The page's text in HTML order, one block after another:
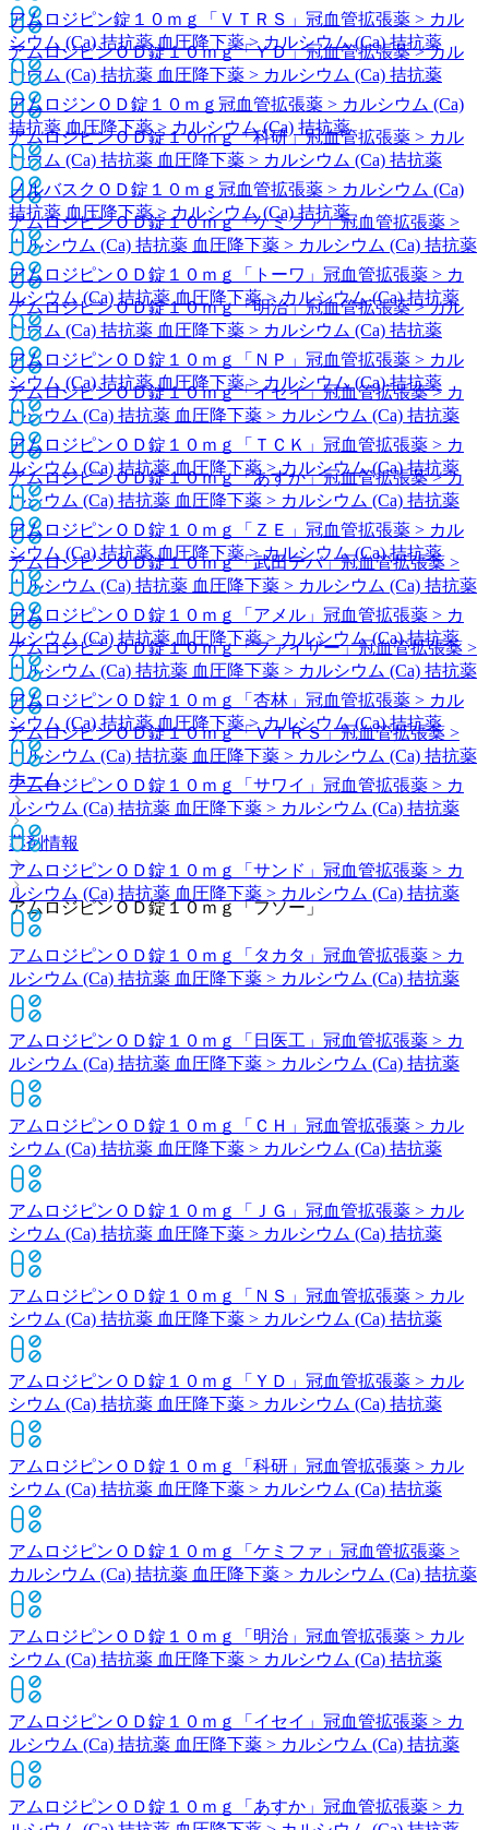
アムロジピンＯＤ錠１０ｍｇ「ＹＤ」冠血管拡張薬 > カル
シウム (Ca) 拮抗薬 血圧降下薬 > カルシウム (Ca) 拮抗薬
アムロジピンＯＤ錠１０ｍｇ「科研」冠血管拡張薬 > カル
シウム (Ca) 拮抗薬 血圧降下薬 > カルシウム (Ca) 拮抗薬
アムロジピンＯＤ錠１０ｍｇ「ケミファ」冠血管拡張薬 >
カルシウム (Ca) 拮抗薬 血圧降下薬 > カルシウム (Ca) 拮抗薬
アムロジピンＯＤ錠１０ｍｇ「明治」冠血管拡張薬 > カル
シウム (Ca) 拮抗薬 血圧降下薬 > カルシウム (Ca) 拮抗薬
アムロジピンＯＤ錠１０ｍｇ「イセイ」冠血管拡張薬 > カ
ルシウム (Ca) 拮抗薬 血圧降下薬 > カルシウム (Ca) 拮抗薬
アムロジピンＯＤ錠１０ｍｇ「あすか」冠血管拡張薬 > カ
ルシウム (Ca) 拮抗薬 血圧降下薬 > カルシウム (Ca) 拮抗薬
アムロジピンＯＤ錠１０ｍｇ「武田テバ」冠血管拡張薬 >
カルシウム (Ca) 拮抗薬 血圧降下薬 > カルシウム (Ca) 拮抗薬
アムロジピンＯＤ錠１０ｍｇ「ファイザー」冠血管拡張薬 >
カルシウム (Ca) 拮抗薬 血圧降下薬 > カルシウム (Ca) 拮抗薬
アムロジピンＯＤ錠１０ｍｇ「ＶＴＲＳ」冠血管拡張薬 >
カルシウム (Ca) 拮抗薬 血圧降下薬 > カルシウム (Ca) 拮抗薬
ホーム
薬剤情報
アムロジピンＯＤ錠１０ｍｇ「フソー」
アムロジピン錠１０ｍｇ「ＶＴＲＳ」 冠血管拡張薬 > カル
シウム (Ca) 拮抗薬 血圧降下薬 > カルシウム (Ca) 拮抗薬
アムロジンＯＤ錠１０ｍｇ 冠血管拡張薬 > カルシウム (Ca)
拮抗薬 血圧降下薬 > カルシウム (Ca) 拮抗薬
ノルバスクＯＤ錠１０ｍｇ 冠血管拡張薬 > カルシウム (Ca)
拮抗薬 血圧降下薬 > カルシウム (Ca) 拮抗薬
アムロジピンＯＤ錠１０ｍｇ「トーワ」 冠血管拡張薬 > カ
ルシウム (Ca) 拮抗薬 血圧降下薬 > カルシウム (Ca) 拮抗薬
アムロジピンＯＤ錠１０ｍｇ「ＮＰ」 冠血管拡張薬 > カル
シウム (Ca) 拮抗薬 血圧降下薬 > カルシウム (Ca) 拮抗薬
アムロジピンＯＤ錠１０ｍｇ「ＴＣＫ」 冠血管拡張薬 > カ
ルシウム (Ca) 拮抗薬 血圧降下薬 > カルシウム (Ca) 拮抗薬
アムロジピンＯＤ錠１０ｍｇ「ＺＥ」 冠血管拡張薬 > カル
シウム (Ca) 拮抗薬 血圧降下薬 > カルシウム (Ca) 拮抗薬
アムロジピンＯＤ錠１０ｍｇ「アメル」 冠血管拡張薬 > カ
ルシウム (Ca) 拮抗薬 血圧降下薬 > カルシウム (Ca) 拮抗薬
アムロジピンＯＤ錠１０ｍｇ「杏林」 冠血管拡張薬 > カル
シウム (Ca) 拮抗薬 血圧降下薬 > カルシウム (Ca) 拮抗薬
アムロジピンＯＤ錠１０ｍｇ「サワイ」 冠血管拡張薬 > カ
ルシウム (Ca) 拮抗薬 血圧降下薬 > カルシウム (Ca) 拮抗薬
アムロジピンＯＤ錠１０ｍｇ「サンド」 冠血管拡張薬 > カ
ルシウム (Ca) 拮抗薬 血圧降下薬 > カルシウム (Ca) 拮抗薬
アムロジピンＯＤ錠１０ｍｇ「タカタ」 冠血管拡張薬 > カ
ルシウム (Ca) 拮抗薬 血圧降下薬 > カルシウム (Ca) 拮抗薬
アムロジピンＯＤ錠１０ｍｇ「日医工」 冠血管拡張薬 > カ
ルシウム (Ca) 拮抗薬 血圧降下薬 > カルシウム (Ca) 拮抗薬
アムロジピンＯＤ錠１０ｍｇ「ＣＨ」 冠血管拡張薬 > カル
シウム (Ca) 拮抗薬 血圧降下薬 > カルシウム (Ca) 拮抗薬
アムロジピンＯＤ錠１０ｍｇ「ＪＧ」 冠血管拡張薬 > カル
シウム (Ca) 拮抗薬 血圧降下薬 > カルシウム (Ca) 拮抗薬
アムロジピンＯＤ錠１０ｍｇ「ＮＳ」 冠血管拡張薬 > カル
シウム (Ca) 拮抗薬 血圧降下薬 > カルシウム (Ca) 拮抗薬
アムロジピンＯＤ錠１０ｍｇ「ＹＤ」 冠血管拡張薬 > カル
シウム (Ca) 拮抗薬 血圧降下薬 > カルシウム (Ca) 拮抗薬
アムロジピンＯＤ錠１０ｍｇ「科研」 冠血管拡張薬 > カル
シウム (Ca) 拮抗薬 血圧降下薬 > カルシウム (Ca) 拮抗薬
アムロジピンＯＤ錠１０ｍｇ「ケミファ」 冠血管拡張薬 >
カルシウム (Ca) 拮抗薬 血圧降下薬 > カルシウム (Ca) 拮抗薬
アムロジピンＯＤ錠１０ｍｇ「明治」 冠血管拡張薬 > カル
シウム (Ca) 拮抗薬 血圧降下薬 > カルシウム (Ca) 拮抗薬
アムロジピンＯＤ錠１０ｍｇ「イセイ」 冠血管拡張薬 > カ
ルシウム (Ca) 拮抗薬 血圧降下薬 > カルシウム (Ca) 拮抗薬
アムロジピンＯＤ錠１０ｍｇ「あすか」 冠血管拡張薬 > カ